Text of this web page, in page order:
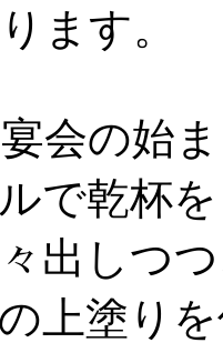
ます。
会の始
で乾杯
出しつ
上塗り